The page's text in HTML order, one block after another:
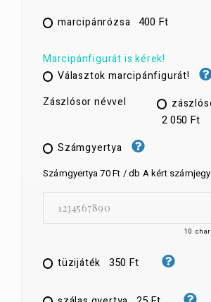
marcipánrózsa 400 Ft
Marcipánfigurát is kérek!
Választok marcipánfigurát!
Zászlósor névvel
2 050 Ft
Számgyertya
Számgyertya 70 Ft / db A kért
10
tüzijáték 350 Ft